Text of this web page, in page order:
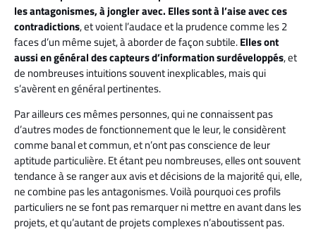
les antagonismes, à jongler avec. Elles sont à l’aise avec ces
contradictions, et voient l’audace et la prudence comme les 2
faces d’un même sujet, à aborder de façon subtile.Elles ont
aussi en général des capteurs d’information surdéveloppés, et
de nombreuses intuitions souvent inexplicables, mais qui
s’avèrent en général pertinentes.
Par ailleurs ces mêmes personnes, qui ne connaissent pas
d’autres modes de fonctionnement que le leur, le considèrent
comme banal et commun, et n’ont pas conscience de leur
aptitude particulière. Et étant peu nombreuses, elles ont souvent
tendance à se ranger aux avis et décisions de la majorité qui, elle,
ne combine pas les antagonismes. Voilà pourquoi ces profils
particuliers ne se font pas remarquer ni mettre en avant dans les
projets, et qu’autant de projets complexes n’aboutissent pas.